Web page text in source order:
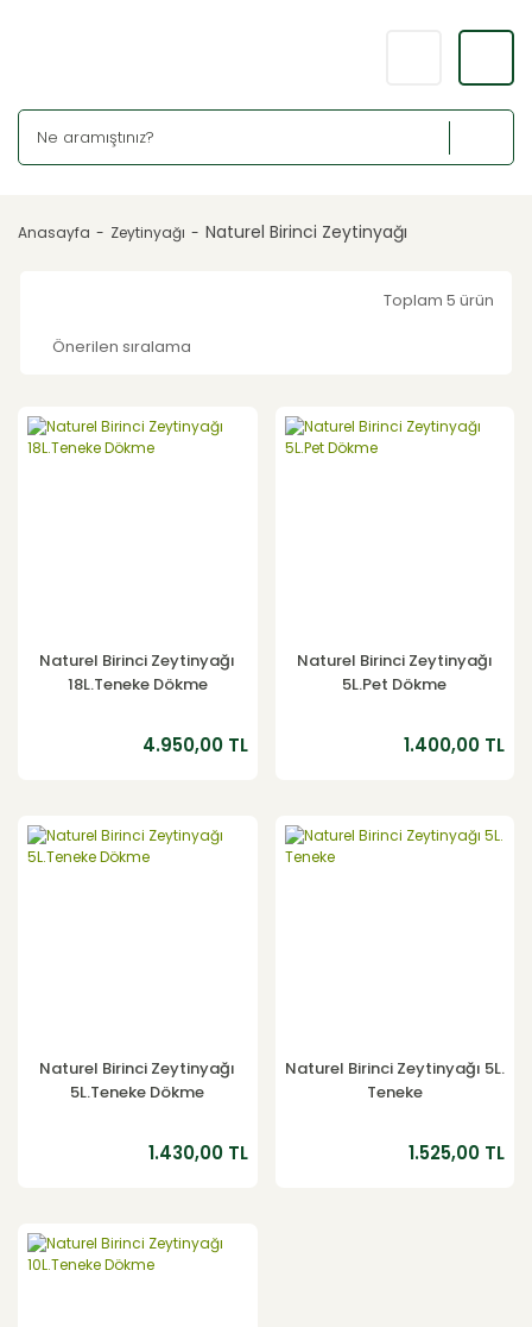
Anasayfa Zeytinyağı Naturel Birinci Zeytinyağı
Toplam 5 ürün
Naturel Birinci Zeytinyağı
18L.Teneke Dökme
4.950,00 TL
Naturel Birinci Zeytinyağı
5L.Pet Dökme
1.400,00 TL
Naturel Birinci Zeytinyağı
5L.Teneke Dökme
1.430,00 TL
Naturel Birinci Zeytinyağı 5L.
Teneke
1.525,00 TL